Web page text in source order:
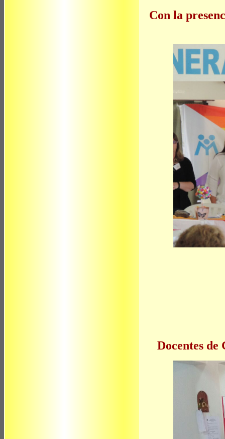
Con la
Docentes